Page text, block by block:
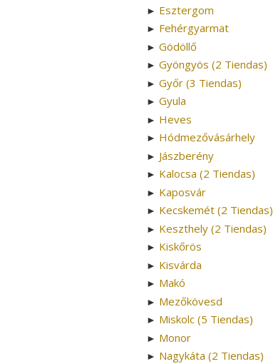
► Esztergom
► Fehérgyarmat
► Gödöllő
► Gyöngyös (2 Tiendas)
► Győr (3 Tiendas)
► Gyula
► Heves
► Hódmezővásárhely
► Jászberény
► Kalocsa (2 Tiendas)
► Kaposvár
► Kecskemét (2 Tiendas)
► Keszthely (2 Tiendas)
► Kiskőrös
► Kisvárda
► Makó
► Mezőkövesd
► Miskolc (5 Tiendas)
► Monor
► Nagykáta (2 Tiendas)